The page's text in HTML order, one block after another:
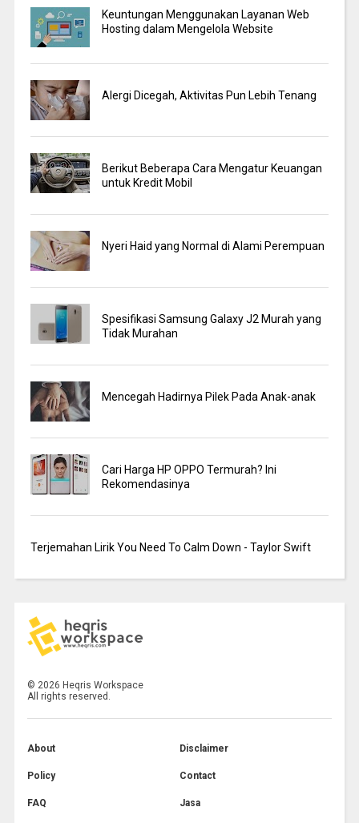
Keuntungan Menggunakan Layanan Web
Hosting dalam Mengelola Website
Alergi Dicegah, Aktivitas Pun Lebih Tenang
Berikut Beberapa Cara Mengatur Keuangan
untuk Kredit Mobil
Nyeri Haid yang Normal di Alami Perempuan
Spesifikasi Samsung Galaxy J2 Murah yang
Tidak Murahan
Mencegah Hadirnya Pilek Pada Anak-anak
Cari Harga HP OPPO Termurah? Ini
Rekomendasinya
Terjemahan Lirik You Need To Calm Down - Taylor Swift
© 2026 Heqris Workspace
All rights reserved.
About Disclaimer
Policy Contact
FAQ Jasa